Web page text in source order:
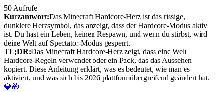
50Aufrufe
Kurzantwort:Das Minecraft Hardcore-Herz ist das rissige,
dunklere Herzsymbol, das anzeigt, dass der Hardcore-Modus aktiv
ist. Du hast ein Leben, keinen Respawn, und wenn du stirbst, wird
deine Welt auf Spectator-Modus gesperrt.
TL;DR:Das Minecraft Hardcore-Herz zeigt, dass eine Welt
Hardcore-Regeln verwendet oder ein Pack, das das Aussehen
kopiert. Diese Anleitung erklärt, was es bedeutet, wie man es
aktiviert, und was sich bis 2026 plattformübergreifend geändert hat.
💎🎁